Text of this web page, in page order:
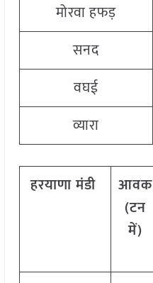
मोरवा हफड़
सनद
वघई
व्यारा
हरयाणा मंडी
आवक
(टन
में)